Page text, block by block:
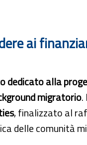
ai
alla
migratorio.
, finalizzato al
delle comunità